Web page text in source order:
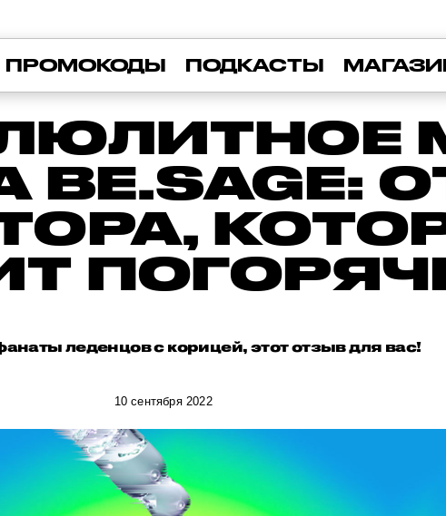
ПРОМОКОДЫ ПОДКАСТЫ
BE.SAGE:
леденцов с корицей, этот отзыв для вас!
10 сентября 2022